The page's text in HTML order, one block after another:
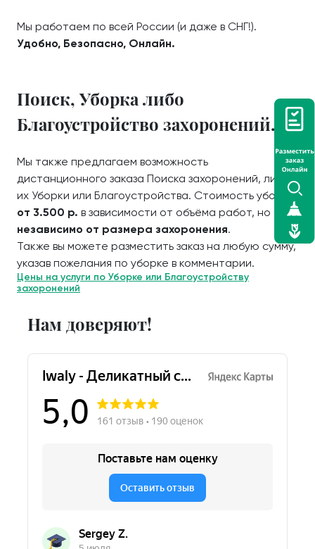
Мы работаем по всей России (и даже в СНГ!).
Удобно, Безопасно, Онлайн.
Поиск, Уборка либо
Благоустройство захоронений.
Мы также предлагаем возможность
дистанционного заказа Поиска захоронений, либо
их Уборки или Благоустройства. Стоимость уборки
от 3.500 р. в зависимости от объёма работ, но
независимо от размера захоронения.
Также вы можете разместить заказ на любую сумму,
указав пожелания по уборке в комментарии.
Цены на услуги по Уборке или Благоустройству
захоронений
Нам доверяют!